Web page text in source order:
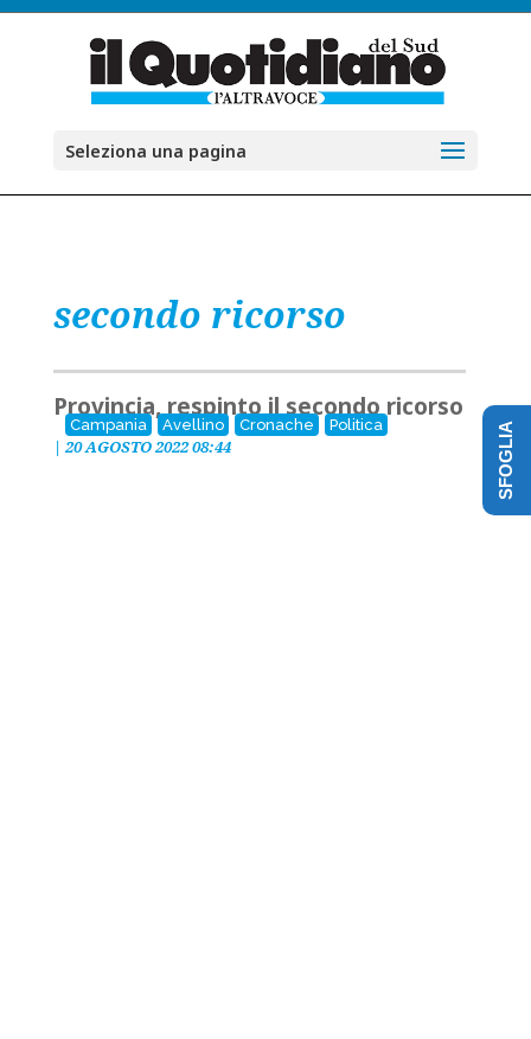
Seleziona una pagina
secondo ricorso
Campania Avellino Cronache Politica
Provincia, respinto il secondo ricorso
| 20 AGOSTO 2022 08:44 SFOGLIA